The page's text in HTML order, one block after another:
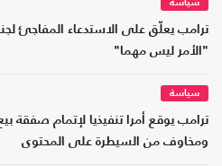
سياسة
ترامب يعلّق على الاستدعاء المفاجئ
"الأمر ليس مهما"
سياسة
ترامب يوقع أمرا تنفيذيا لإتمام صفقة
ومخاوف من السيطرة على المحتوى